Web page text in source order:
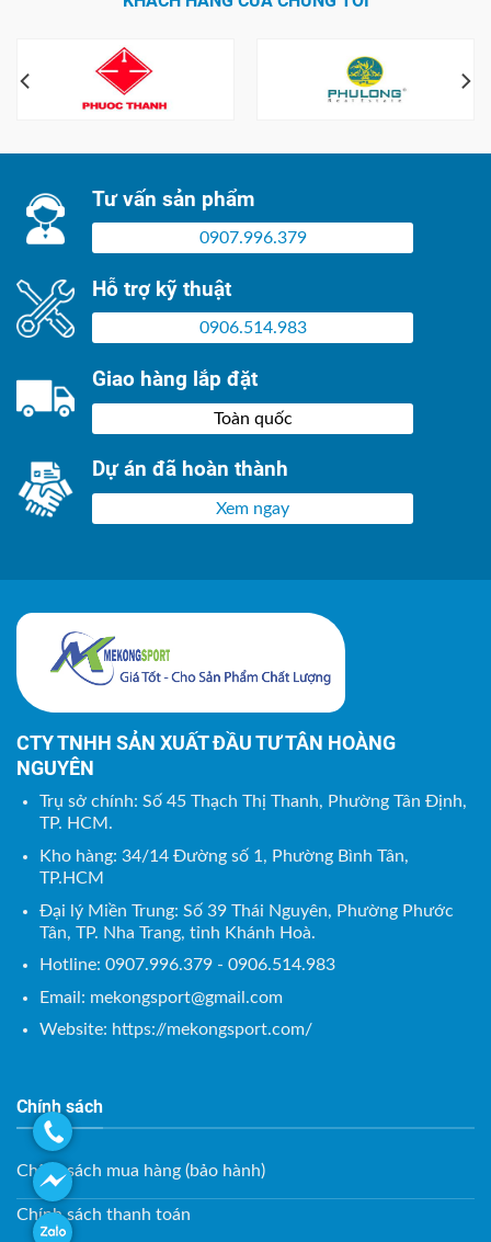
Tư vấn sản phẩm
0907.996.379
Hỗ trợ kỹ thuật
0906.514.983
Giao hàng lắp đặt
Toàn quốc
Dự án đã hoàn thành
Xem ngay
CTY TNHH SẢN XUẤT ĐẦU TƯ TÂN HOÀNG
NGUYÊN
Trụ sở chính: Số 45 Thạch Thị Thanh, Phường Tân Định,
TP. HCM.
Kho hàng: 34/14 Đường số 1, Phường Bình Tân,
TP.HCM
Đại lý Miền Trung: Số 39 Thái Nguyên, Phường Phước
Tân, TP. Nha Trang, tỉnh Khánh Hoà.
Hotline: 0907.996.379 - 0906.514.983
Email: mekongsport@gmail.com
Website: https://mekongsport.com/
Chính sách
Chính sách mua hàng (bảo hành)
Chính sách thanh toán